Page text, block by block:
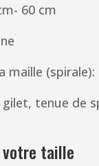
60 cm
maille
tenue de
votre taille